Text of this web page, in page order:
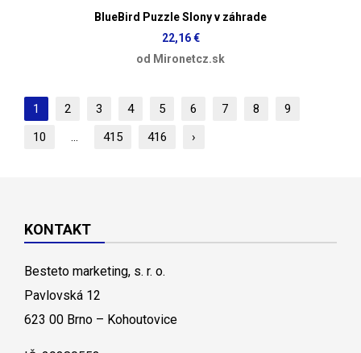
BlueBird Puzzle Slony v záhrade
22,16 €
od Mironetcz.sk
1 2 3 4 5 6 7 8
9
10
... 415 416 ›
KONTAKT
Besteto marketing, s. r. o.
Pavlovská 12
623 00 Brno – Kohoutovice